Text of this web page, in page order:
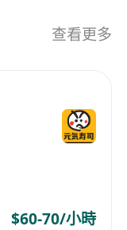
benefits and
the difference
proud to focus
them as key
know that by
the concrete
millions of
only on
查看更多
$60-70/小時